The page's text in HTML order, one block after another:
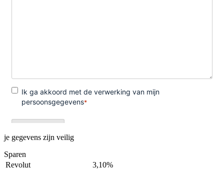
je gegevens zijn veilig
Sparen
Revolut
3,10%